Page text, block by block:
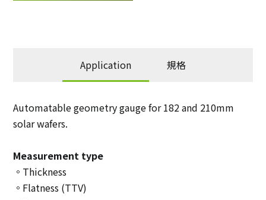
Application 規格
Automatable geometry gauge for 182 and 210mm
solar wafers.
Measurement type
。Thickness
。Flatness (TTV)